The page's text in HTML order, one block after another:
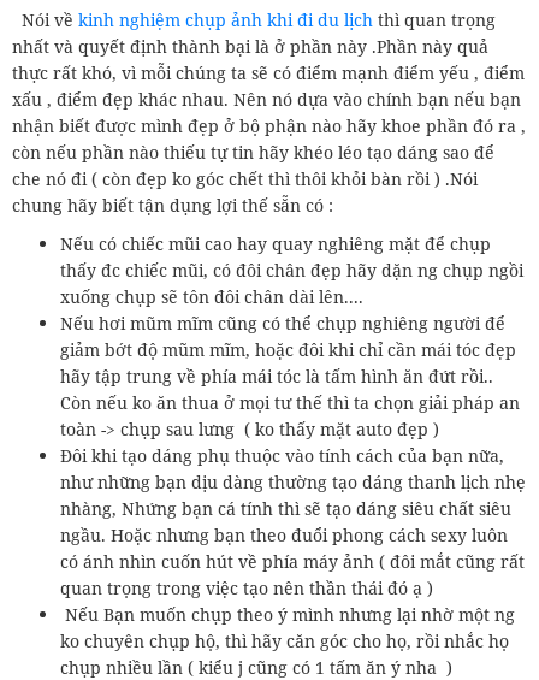
Nói về kinh nghiệm chụp ảnh khi đi du lịch thì quan trọng
nhất và quyết định thành bại là ở phần này .Phần này quả
thực rất khó, vì mỗi chúng ta sẽ có điểm mạnh điểm yếu , điểm
xấu , điểm đẹp khác nhau. Nên nó dựa vào chính bạn nếu bạn
nhận biết được mình đẹp ở bộ phận nào hãy khoe phần đó ra ,
còn nếu phần nào thiếu tự tin hãy khéo léo tạo dáng sao để
che nó đi ( còn đẹp ko góc chết thì thôi khỏi bàn rồi ) .Nói
chung hãy biết tận dụng lợi thế sẵn có :
Nếu có chiếc mũi cao hay quay nghiêng mặt để chụp
thấy đc chiếc mũi, có đôi chân đẹp hãy dặn ng chụp ngồi
xuống chụp sẽ tôn đôi chân dài lên....
Nếu hơi mũm mĩm cũng có thể chụp nghiêng người để
giảm bớt độ mũm mĩm, hoặc đôi khi chỉ cần mái tóc đẹp
hãy tập trung về phía mái tóc là tấm hình ăn đứt rồi..
Còn nếu ko ăn thua ở mọi tư thế thì ta chọn giải pháp an
toàn -> chụp sau lưng ( ko thấy mặt auto đẹp )
Đôi khi tạo dáng phụ thuộc vào tính cách của bạn nữa,
như những bạn dịu dàng thường tạo dáng thanh lịch nhẹ
nhàng, Nhứng bạn cá tính thì sẽ tạo dáng siêu chất siêu
ngầu. Hoặc nhưng bạn theo đuổi phong cách sexy luôn
có ánh nhìn cuốn hút về phía máy ảnh ( đôi mắt cũng rất
quan trọng trong việc tạo nên thần thái đó ạ )
Nếu Bạn muốn chụp theo ý mình nhưng lại nhờ một ng
ko chuyên chụp hộ, thì hãy căn góc cho họ, rồi nhắc họ
chụp nhiều lần ( kiểu j cũng có 1 tấm ăn ý nha )